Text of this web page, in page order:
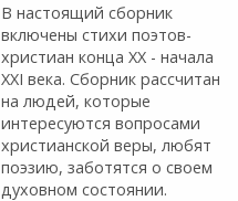
В настоящий сборник
включены стихи поэтов-
христиан конца XX - начала
XXI века. Сборник рассчитан
на людей, которые
интересуются вопросами
христианской веры, любят
поэзию, заботятся о своем
духовном состоянии.